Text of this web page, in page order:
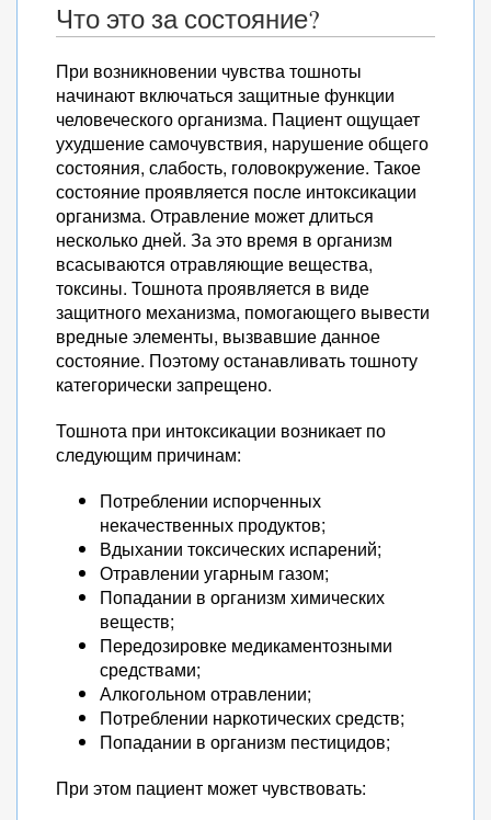
Что это за состояние?
При возникновении чувства тошноты
начинают включаться защитные функции
человеческого организма. Пациент ощущает
ухудшение самочувствия, нарушение общего
состояния, слабость, головокружение. Такое
состояние проявляется после интоксикации
организма. Отравление может длиться
несколько дней. За это время в организм
всасываются отравляющие вещества,
токсины. Тошнота проявляется в виде
защитного механизма, помогающего вывести
вредные элементы, вызвавшие данное
состояние. Поэтому останавливать тошноту
категорически запрещено.
Тошнота при интоксикации возникает по
следующим причинам:
Потреблении испорченных
некачественных продуктов;
Вдыхании токсических испарений;
Отравлении угарным газом;
Попадании в организм химических
веществ;
Передозировке медикаментозными
средствами;
Алкогольном отравлении;
Потреблении наркотических средств;
Попадании в организм пестицидов;
При этом пациент может чувствовать: